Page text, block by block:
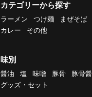
カテゴリーから探す
ラーメン つけ麺 まぜそば
カレー
その他
味別
醤油 塩 味噌 豚骨 豚骨
グッズ・セット